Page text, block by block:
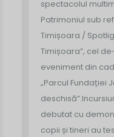
spectacolul
Patrimoniul sub
Timișoara /
Timișoara”, cel
eveniment din
„Parcul Fundației
deschisă”.
debutat cu
copii și tineri au